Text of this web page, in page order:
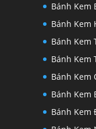
Bánh Kem
Bánh Kem
Bánh Kem
Bánh Kem
Bánh Kem
Bánh Kem
Bánh Kem